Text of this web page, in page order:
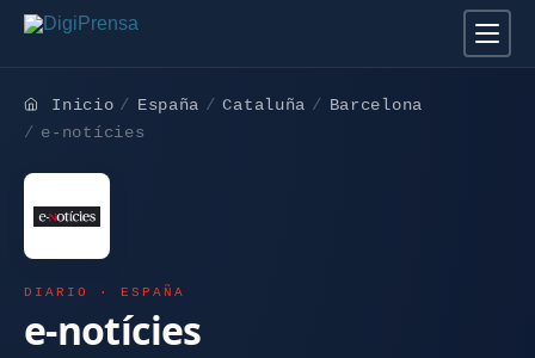
Inicio España Cataluña
Barcelona
e-notícies
DIARIO · ESPAÑA
e-notícies